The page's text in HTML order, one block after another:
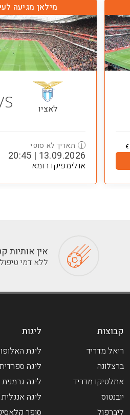
€
מילאן מגיעה
לאציו
i תאריך לא סופי
13.09.2026 | 20:45
אולימפיקו רומא
אין אותיות
ללא דמי
קבוצות
ריאל מדריד
ברצלונה
אתלטיקו מדריד
יובנטוס
ליברפול
ליגות
ליגת
ליגה ספרדית
ליגה גרמנית
ליגה אנגלית
סופר